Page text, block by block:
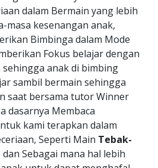
dalam Bermain yang lebih
masa kesenangan anak,
Bimbinga dalam Mode
Fokus belajar dengan
anak di bimbing
sambil bermain sehingga
saat bersama tutor Winner
dasarnya Membaca
kami terapkan dalam
Seperti Main Tebak-
dan Sebagai mana hal lebih